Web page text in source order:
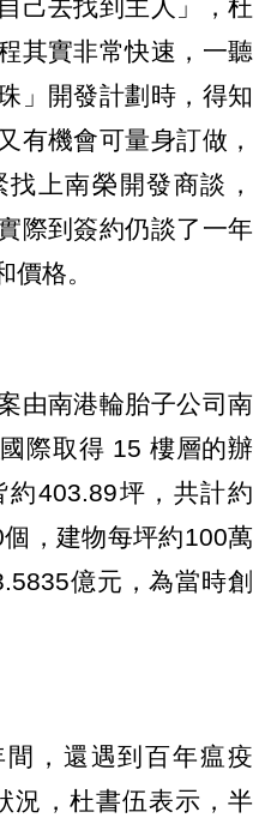
己去找到主人」，杜
其實非常快速，一聽
」開發計劃時，得知
有機會可量身訂做，
上南榮開發商談，
際到簽約仍談了一年
價格。
由南港輪胎子公司南
際取得 15 樓層的辦
403.89坪，共計約
，建物每坪約100萬
億元，為當時創
，還遇到百年瘟疫
況，杜書伍表示，半